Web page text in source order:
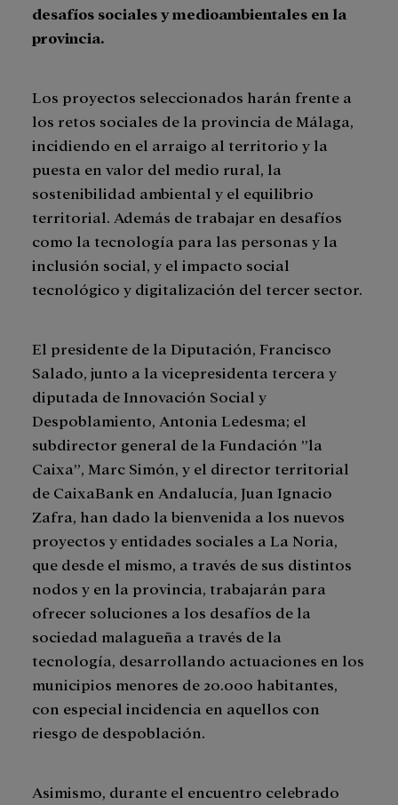
desafíos sociales y medioambientales en la
provincia.
Los proyectos seleccionados harán frente a
los retos sociales de la provincia de Málaga,
incidiendo en el arraigo al territorio y la
puesta en valor del medio rural, la
sostenibilidad ambiental y el equilibrio
territorial. Además de trabajar en desafíos
como la tecnología para las personas y la
inclusión social, y el impacto social
tecnológico y digitalización del tercer sector.
El presidente de la Diputación, Francisco
Salado, junto a la vicepresidenta tercera y
diputada de Innovación Social y
Despoblamiento, Antonia Ledesma; el
subdirector general de la Fundación ”la
Caixa”, Marc Simón, y el director territorial
de CaixaBank en Andalucía, Juan Ignacio
Zafra, han dado la bienvenida a los nuevos
proyectos y entidades sociales a La Noria,
que desde el mismo, a través de sus distintos
nodos y en la provincia, trabajarán para
ofrecer soluciones a los desafíos de la
sociedad malagueña a través de la
tecnología, desarrollando actuaciones en los
municipios menores de 20.000 habitantes,
con especial incidencia en aquellos con
riesgo de despoblación.
Asimismo, durante el encuentro celebrado